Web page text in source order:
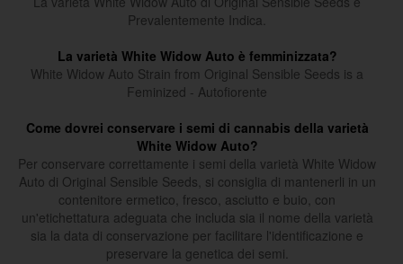
Prevalentemente Indica.
La varietà White Widow Auto è femminizzata?
White Widow Auto Strain from Original Sensible Seeds is a
Feminized - Autofiorente
Come dovrei conservare i semi di cannabis della varietà
White Widow Auto?
Per conservare correttamente i semi della varietà White Widow
Auto di Original Sensible Seeds, si consiglia di mantenerli in un
contenitore ermetico, fresco, asciutto e buio, con
un'etichettatura adeguata che includa sia il nome della varietà
sia la data di conservazione per facilitare l'identificazione e
preservare la genetica dei semi.